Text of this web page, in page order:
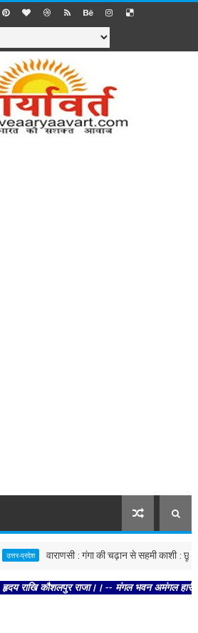
वाराणसी : गंगा की चढ़ान से सहमी काशी : छूने को
कौशलपुर राजा।। -- मंगल भवन अमंगल हारी।